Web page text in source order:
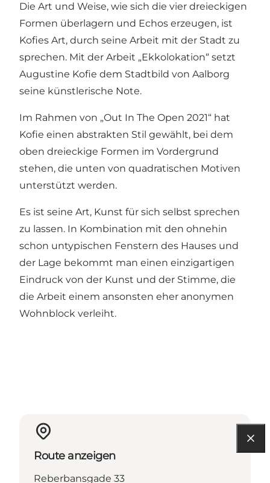
Die Art und Weise, wie sich die vier dreieckigen
Formen überlagern und Echos erzeugen, ist
Kofies Art, durch seine Arbeit mit der Stadt zu
sprechen. Mit der Arbeit „Ekkolokation“ setzt
Augustine Kofie dem Stadtbild von Aalborg
seine künstlerische Note.
Im Rahmen von „Out In The Open 2021“ hat
Kofie einen abstrakten Stil gewählt, bei dem
oben dreieckige Formen im Vordergrund
stehen, die unten von quadratischen Motiven
unterstützt werden.
Es ist seine Art, Kunst für sich selbst sprechen
zu lassen. In Kombination mit den ohnehin
schon untypischen Fenstern des Hauses und
der Lage bekommt man einen einzigartigen
Eindruck von der Kunst und der Stimme, die
die Arbeit einem ansonsten eher anonymen
Wohnblock verleiht.
Route anzeigen
Reberbansgade 33